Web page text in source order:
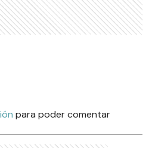
para poder comentar